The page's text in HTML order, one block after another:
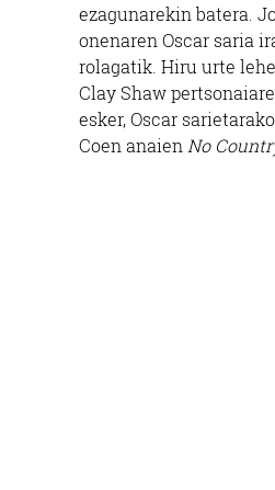
ezagunarekin batera.
onenaren Oscar saria
rolagatik. Hiru urte
Clay Shaw
esker, Oscar
Coen anaien No